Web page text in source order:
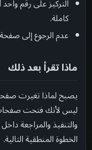
التركيز على رقم
كاملة.
عدم الرجوع إلى صفحة
ماذا تقرأ بعد ذلك
ليس لأنك فتحت
والتنفيذ والمراجعة
الخطوة المنطقية التالية.